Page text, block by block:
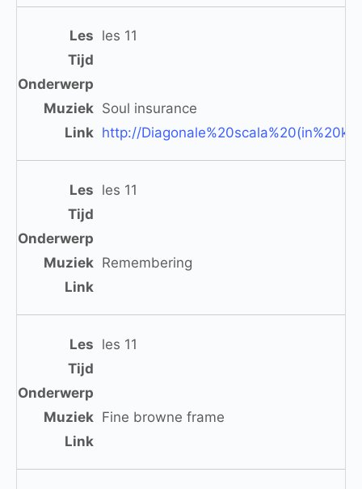
les 11
Soul insurance
http://
les 11
Remembering
les 11
Fine browne frame